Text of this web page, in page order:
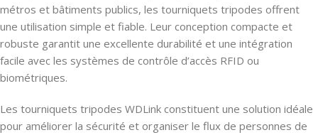
métros et bâtiments publics, les tourniquets tripodes offrent
une utilisation simple et fiable. Leur conception compacte et
robuste garantit une excellente durabilité et une intégration
facile avec les systèmes de contrôle d’accès RFID ou
biométriques.
Les tourniquets tripodes WDLink constituent une solution idéale
pour améliorer la sécurité et organiser le flux de personnes de